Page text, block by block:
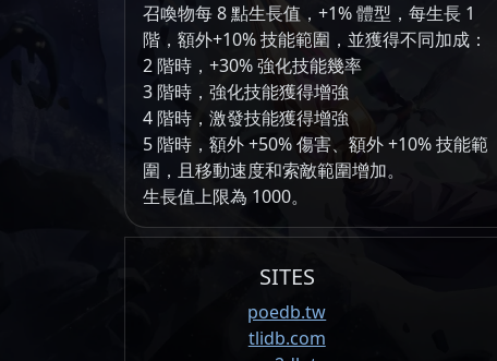
召喚物每 8 點生長值，+1% 體型，每生長 1
階，額外+10% 技能範圍，並獲得不同加成：
2 階時，+30% 強化技能幾率
3 階時，強化技能獲得增強
4 階時，激發技能獲得增強
5 階時，額外 +50% 傷害、額外 +10% 技能範
圍，且移動速度和索敵範圍增加。
生長值上限為 1000。
SITES
poedb.tw
tlidb.com